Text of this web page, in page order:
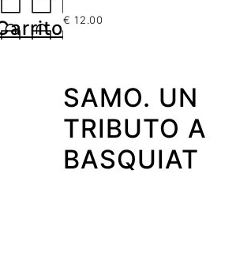
€ 12.00
SAMO. UN
TRIBUTO A
BASQUIAT